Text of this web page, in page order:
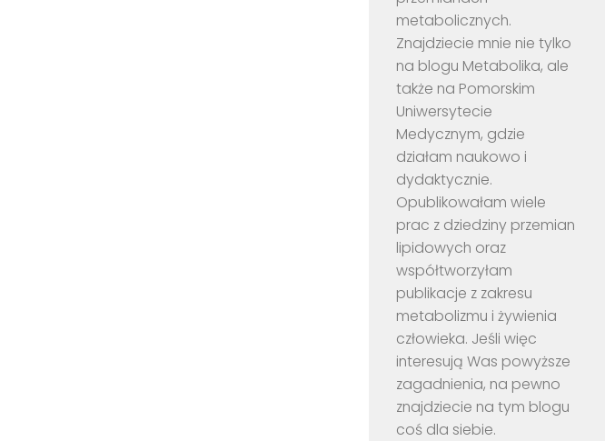
metabolicznych.
Znajdziecie mnie nie tylko
na blogu Metabolika, ale
także na Pomorskim
Uniwersytecie
Medycznym, gdzie
działam naukowo i
dydaktycznie.
Opublikowałam wiele
prac z dziedziny przemian
lipidowych oraz
współtworzyłam
publikacje z zakresu
metabolizmu i żywienia
człowieka. Jeśli więc
interesują Was powyższe
zagadnienia, na pewno
znajdziecie na tym blogu
coś dla siebie.